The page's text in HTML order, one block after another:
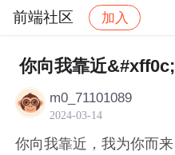
前端社区 加入
社区 前端社区 感慨
你向我靠近
m0_71101089
2024-03-14
你向我靠近，我为你而来